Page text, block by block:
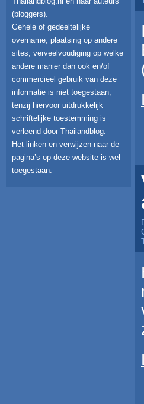
(bloggers).
Gehele of gedeeltelijke
overname, plaatsing op andere
sites, verveelvoudiging op welke
andere manier dan ook en/of
commercieel gebruik van deze
informatie is niet toegestaan,
tenzij hiervoor uitdrukkelijk
schriftelijke toestemming is
verleend door Thailandblog.
Het linken en verwijzen naar de
pagina’s op deze website is wel
toegestaan.